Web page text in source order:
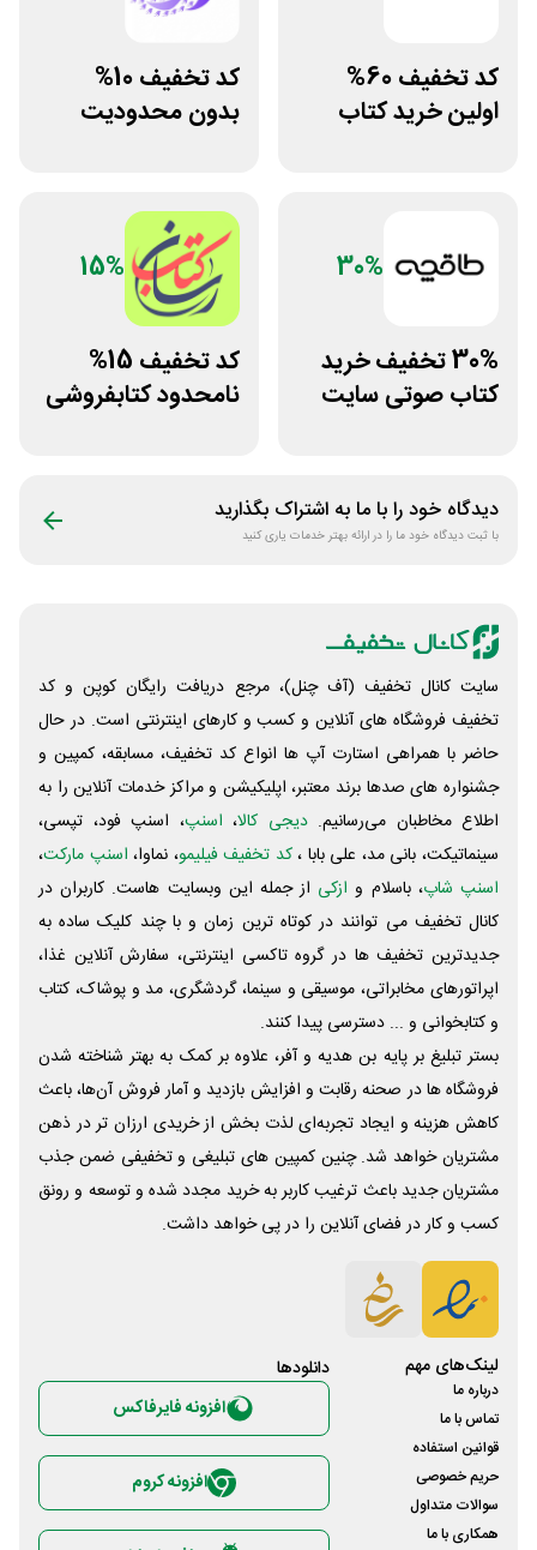
کد تخفیف 60%
اولین خرید کتاب
کد تخفیف 10%
بدون محدودیت
30%
30% تخفیف خرید
کتاب صوتی سایت
15%
کد تخفیف 15%
نامحدود کتابفروشی
دیدگاه خود را با ما به اشتراک بگذارید
با ثبت دیدگاه خود ما را در ارائه بهتر خدمات یاری کنید
سایت کانال تخفیف (آف چنل)، مرجع دریافت رایگان کوپن و کد
تخفیف فروشگاه های آنلاین و کسب و‌ کارهای اینترنتی است. در حال
حاضر با همراهی استارت آپ ها انواع کد تخفیف، مسابقه، کمپین و
جشنواره های صدها برند معتبر، اپلیکیشن و مراکز خدمات آنلاین را به
اطلاع مخاطبان می‌رسانیم. دیجی کالا، اسنپ، اسنپ فود، تپسی،
سینماتیکت، بانی مد، علی‌ بابا ،کد تخفیف فیلیمو، نماوا، اسنپ مارکت،
اسنپ شاپ، باسلام و ازکی از جمله این وبسایت ‌هاست. کاربران در
کانال تخفیف می توانند در کوتاه ترین زمان و با چند کلیک ساده به
جدیدترین تخفیف ها در گروه تاکسی اینترنتی، سفارش آنلاین غذا،
اپراتورهای مخابراتی، موسیقی و سینما، گردشگری، مد و پوشاک، کتاب
و کتابخوانی و ... دسترسی پیدا کنند.
بستر تبلیغ بر پایه بن هدیه و آفر، علاوه بر کمک به بهتر شناخته شدن
فروشگاه ها در صحنه رقابت و افزایش بازدید و آمار فروش آن‌ها، باعث
کاهش هزینه و ایجاد تجربه‌ای لذت بخش از خریدی ارزان تر در ذهن
مشتریان خواهد شد. چنین کمپین های تبلیغی و تخفیفی ضمن جذب
مشتریان جدید باعث ترغیب کاربر به خرید مجدد شده و توسعه و رونق
کسب و کار در فضای آنلاین را در پی خواهد داشت.
لینک‌های مهم
درباره ما
تماس با ما
قوانین استفاده
حریم خصوصی
سوالات متداول
همکاری با ما
دانلود‌ها
افزونه فایرفاکس
افزونه کروم